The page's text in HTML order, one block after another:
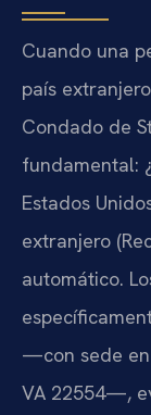
Cuando una
país
Condado de
fundamental:
Estados
extranjero
automático.
—con sede en
VA 22554—,